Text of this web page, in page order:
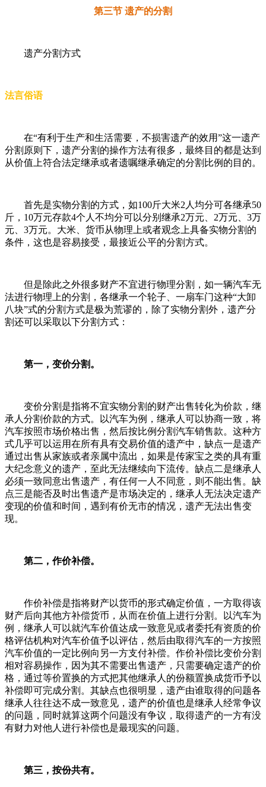
第三节 遗产的分割
遗产分割方式
法言俗语
在“有利于生产和生活需要，不损害遗产的效用”这一遗产
分割原则下，遗产分割的操作方法有很多，最终目的都是达到
从价值上符合法定继承或者遗嘱继承确定的分割比例的目的。
首先是实物分割的方式，如100斤大米2人均分可各继承50
斤，10万元存款4个人不均分可以分别继承2万元、2万元、3万
元、3万元。大米、货币从物理上或者观念上具备实物分割的
条件，这也是容易接受，最接近公平的分割方式。
但是除此之外很多财产不宜进行物理分割，如一辆汽车无
法进行物理上的分割，各继承一个轮子、一扇车门这种“大卸
八块”式的分割方式是极为荒谬的，除了实物分割外，遗产分
割还可以采取以下分割方式：
第一，变价分割。
变价分割是指将不宜实物分割的财产出售转化为价款，继
承人分割价款的方式。以汽车为例，继承人可以协商一致，将
汽车按照市场价格出售，然后按比例分割汽车销售款。这种方
式几乎可以运用在所有具有交易价值的遗产中，缺点一是遗产
通过出售从家族或者亲属中流出，如果是传家宝之类的具有重
大纪念意义的遗产，至此无法继续向下流传。缺点二是继承人
必须一致同意出售遗产，有任何一人不同意，则不能出售。缺
点三是能否及时出售遗产是市场决定的，继承人无法决定遗产
变现的价值和时间，遇到有价无市的情况，遗产无法出售变
现。
第二，作价补偿。
作价补偿是指将财产以货币的形式确定价值，一方取得该
财产后向其他方补偿货币，从而在价值上进行分割。以汽车为
例，继承人可以就汽车价值达成一致意见或者委托有资质的价
格评估机构对汽车价值予以评估，然后由取得汽车的一方按照
汽车价值的一定比例向另一方支付补偿。作价补偿比变价分割
相对容易操作，因为其不需要出售遗产，只需要确定遗产的价
格，通过等价置换的方式把其他继承人的份额置换成货币予以
补偿即可完成分割。其缺点也很明显，遗产由谁取得的问题各
继承人往往达不成一致意见，遗产的价值也是继承人经常争议
的问题，同时就算这两个问题没有争议，取得遗产的一方有没
有财力对他人进行补偿也是最现实的问题。
第三，按份共有。